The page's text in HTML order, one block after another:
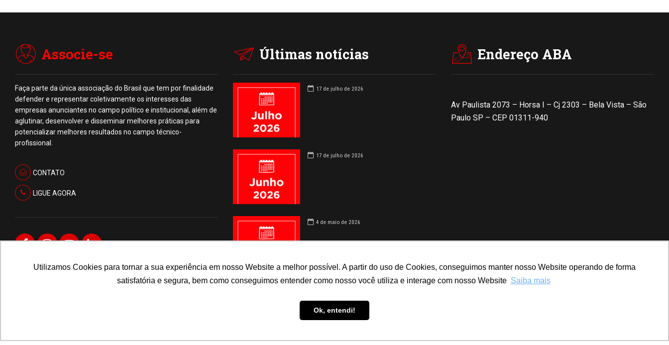
Utilizamos Cookies para tornar a sua experiência em nosso Website a melhor possível. A partir do uso de Cookies, conseguimos manter nosso Website operando de forma
satisfatória e segura, bem como conseguimos entender como nosso você utiliza e interage com nosso Website Saiba mais
Ok, entendi!
Associe-se
Faça parte da única associação do Brasil que tem por finalidade
defender e representar coletivamente os interesses das
empresas anunciantes no campo político e institucional, além de
aglutinar, desenvolver e disseminar melhores práticas para
potencializar melhores resultados no campo técnico-
profissional.
CONTATO
LIGUE AGORA
Últimas notícias
17 de julho de 2026
17 de julho de 2026
4 de maio de 2026
Endereço ABA
Av Paulista 2073 – Horsa I – Cj 2303 – Bela Vista – São
Paulo SP – CEP 01311-940